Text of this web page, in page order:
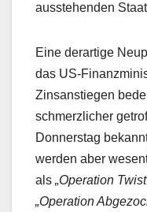
ausstehenden
Eine derartige
das US-
Zinsanstiegen
schmerzlicher
Donnerstag
werden aber
als „Operation
„Operation